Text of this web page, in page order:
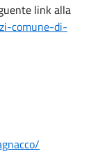
link alla
comune-di-